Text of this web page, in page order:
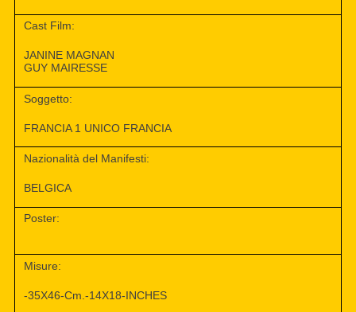
Cast Film:
JANINE MAGNAN
GUY MAIRESSE
Soggetto:
FRANCIA 1 UNICO FRANCIA
Nazionalità del Manifesti:
BELGICA
Poster:
Misure:
-35X46-Cm.-14X18-INCHES